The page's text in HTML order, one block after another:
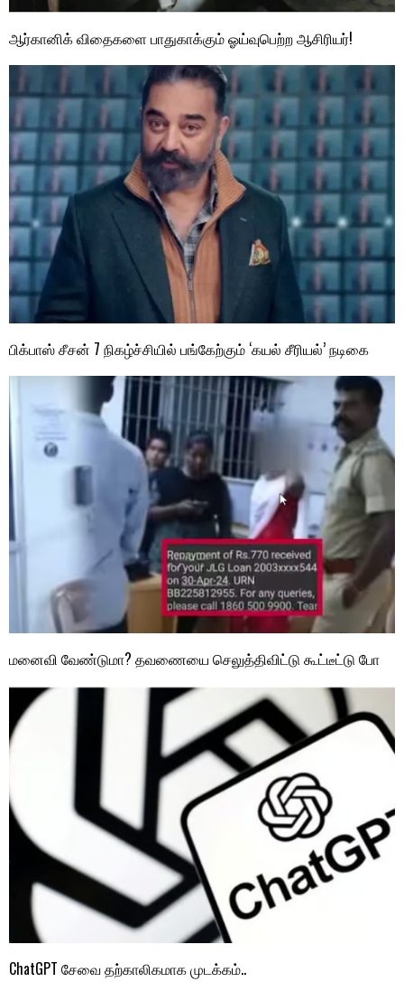
ஆர்கானிக் விதைகளை பாதுகாக்கும் ஓய்வுபெற்ற ஆசிரியர்!
பிக்பாஸ் சீசன் 7 நிகழ்ச்சியில் பங்கேற்கும் ‘கயல் சீரியல்’ நடிகை
மனைவி வேண்டுமா? தவணையை செலுத்திவிட்டு கூட்டீட்டு போ
ChatGPT சேவை தற்காலிகமாக முடக்கம்..